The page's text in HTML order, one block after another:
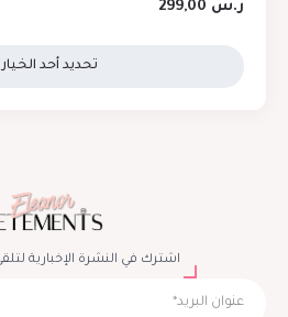
ر.س
تحديد أحد
اشترك في النشرة الإخبارية